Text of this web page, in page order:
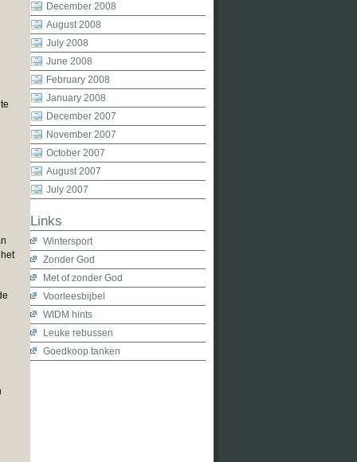
December 2008
August 2008
July 2008
June 2008
February 2008
January 2008
December 2007
November 2007
October 2007
August 2007
July 2007
Links
Wintersport
Zonder God
Met of zonder God
Voorleesbijbel
WIDM hints
Leuke rebussen
Goedkoop tanken